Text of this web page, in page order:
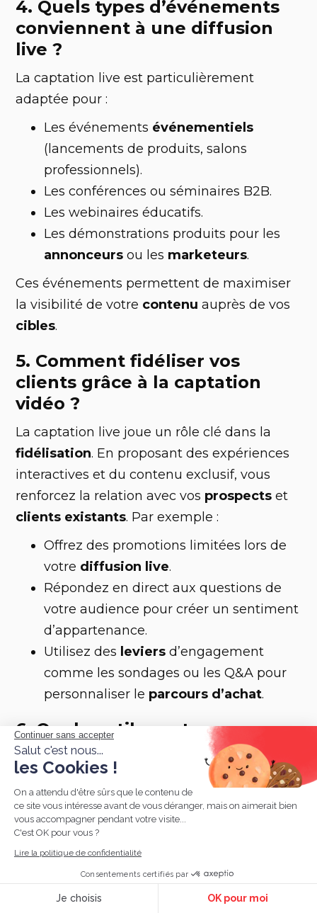
Continuer sans accepter
Salut c'est nous...
les Cookies !
On a attendu d'être sûrs que le contenu de
ce site vous intéresse avant de vous déranger, mais on aimerait bien
vous accompagner pendant votre visite...
C'est OK pour vous ?
Lire la politique de confidentialité
Consentements certifiés par
Je choisis OK pour moi
4. Quels types d’événements
conviennent à une diffusion
live ?
La captation live est particulièrement
adaptée pour :
Les événements événementiels
(lancements de produits, salons
professionnels).
Les conférences ou séminaires B2B.
Les webinaires éducatifs.
Les démonstrations produits pour les
annonceurs ou les marketeurs.
Ces événements permettent de maximiser
la visibilité de votre contenu auprès de vos
cibles.
5. Comment fidéliser vos
clients grâce à la captation
vidéo ?
La captation live joue un rôle clé dans la
fidélisation. En proposant des expériences
interactives et du contenu exclusif, vous
renforcez la relation avec vos prospects et
clients existants. Par exemple :
Offrez des promotions limitées lors de
votre diffusion live.
Répondez en direct aux questions de
votre audience pour créer un sentiment
d’appartenance.
Utilisez des leviers d’engagement
comme les sondages ou les Q&A pour
personnaliser le parcours d’achat.
6. Quels outils sont
nécessaires pour une
captation live réussie ?
Pour garantir uneretransmissionfluide et
professionnelle, voici les équipements
essentiels :
Caméras haute définitionpour une
qualité audiovisuelle optimale.